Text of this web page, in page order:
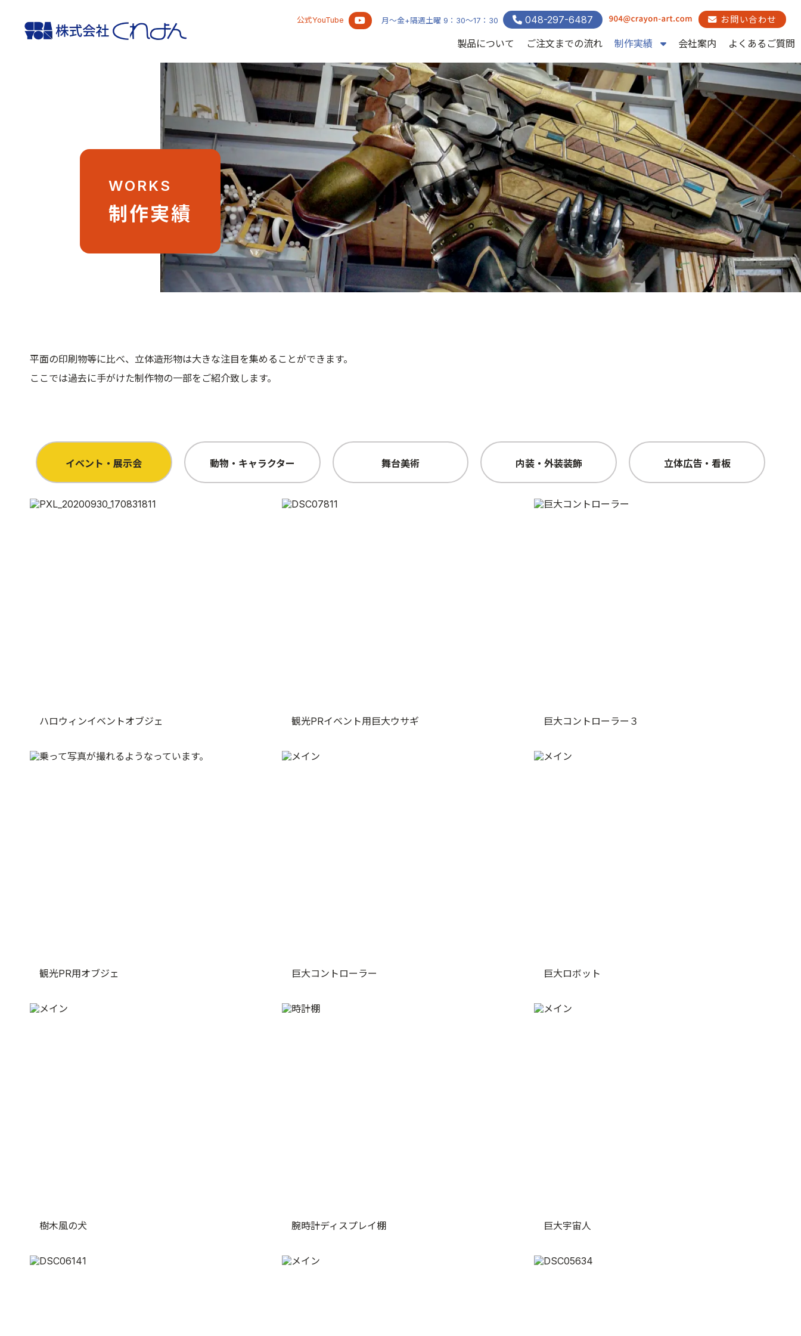
公式YouTube 月～金+隔週土曜 9：30～17：30 048-297-6487 お問い合わせ
製品について ご注文までの流れ 制作実績 会社案内 よくあるご質問
WORKS
制作実績
平面の印刷物等に比べ、立体造形物は大きな注目を集めることができます。
ここでは過去に手がけた制作物の一部をご紹介致します。
イベント・展示会 動物・キャラクター 舞台美術 内装・外装装飾 立体広告・看板
ハロウィンイベントオブジェ 観光PRイベント用巨大ウサギ 巨大コントローラー３
観光PR用オブジェ 巨大コントローラー 巨大ロボット
樹木風の犬 腕時計ディスプレイ棚 巨大宇宙人